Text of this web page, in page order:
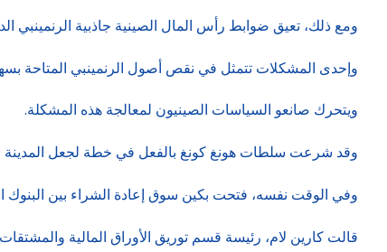
ومع ذلك، تعيق ضوابط رأس المال الصينية جاذبية الرنمينبي الدولية – فوفقاً لصندوق
وإحدى المشكلات تتمثل في نقص أصول الرنمينبي المتاحة
ويتحرك صانعو السياسات الصينيون لمعالجة هذه المشكلة.
وقد شرعت سلطات هونغ كونغ بالفعل في خطة لجعل المدينة
وفي الوقت نفسه، فتحت بكين سوق إعادة الشراء بين البنوك
قالت كارين لام، رئيسة قسم توريق الأوراق المالية